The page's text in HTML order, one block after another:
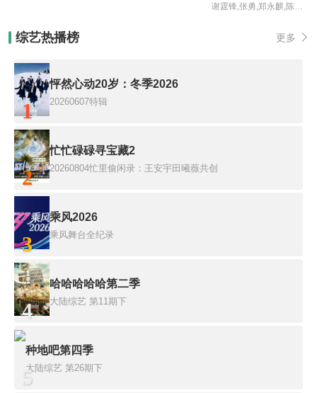
谢霆锋,张勇,郑永麒,陈晓卿,李诞
综艺热播榜 更多
1
怦然心动20岁：冬季2026
20260607特辑
2
忙忙碌碌寻宝藏2
20260804忙里偷闲录：王安宇田曦薇共创
3
乘风2026
乘风舞台全纪录
4
哈哈哈哈哈第二季
大陆综艺 第11期下
5
种地吧第四季
大陆综艺 第26期下